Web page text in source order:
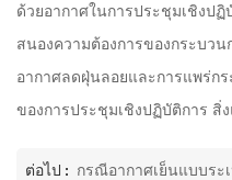
ด้วยอากาศในการประชุมเชิงป
สนองความต้องการของกระบว
อากาศลดฝุ่นลอยและการแพร่ก
ของการประชุมเชิงปฏิบัติการ สิ่ง
ต่อไป : กรณีอากาศเย็นแบบระ